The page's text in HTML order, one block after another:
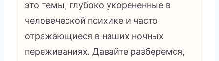
это темы, глубоко укорененные в
человеческой психике и часто
отражающиеся в наших ночных
переживаниях. Давайте разберемся,